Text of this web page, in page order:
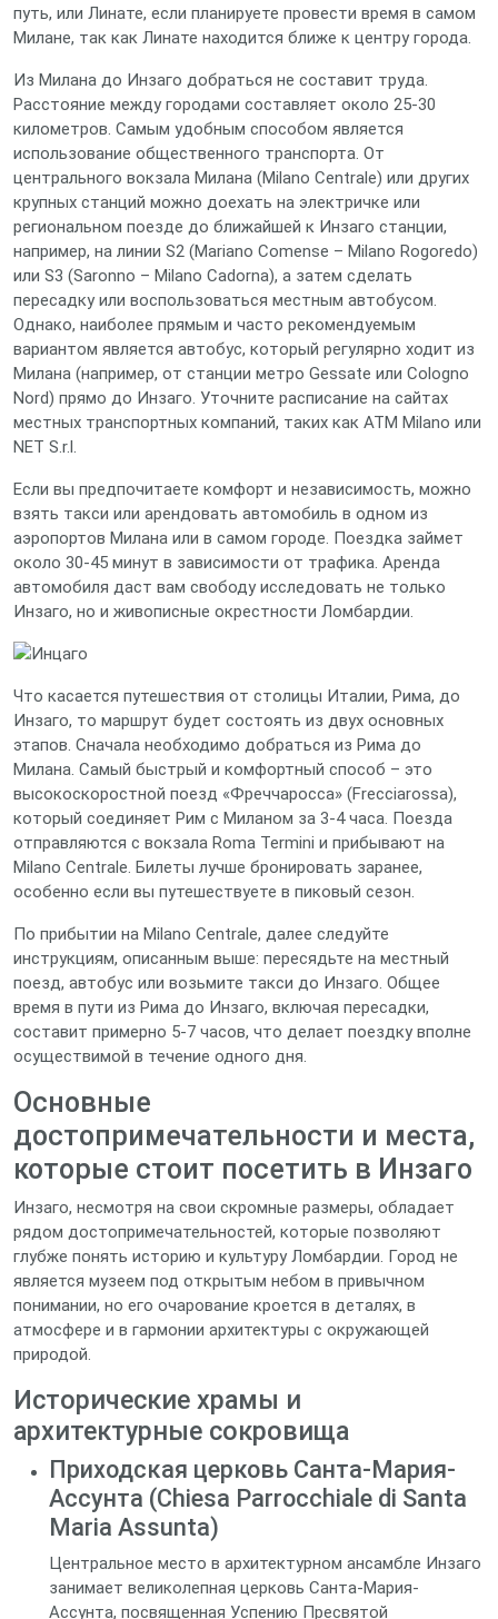
путь, или Линате, если планируете провести время в самом
Милане, так как Линате находится ближе к центру города.
Из Милана до Инзаго добраться не составит труда.
Расстояние между городами составляет около 25-30
километров. Самым удобным способом является
использование общественного транспорта. От
центрального вокзала Милана (Milano Centrale) или других
крупных станций можно доехать на электричке или
региональном поезде до ближайшей к Инзаго станции,
например, на линии S2 (Mariano Comense – Milano Rogoredo)
или S3 (Saronno – Milano Cadorna), а затем сделать
пересадку или воспользоваться местным автобусом.
Однако, наиболее прямым и часто рекомендуемым
вариантом является автобус, который регулярно ходит из
Милана (например, от станции метро Gessate или Cologno
Nord) прямо до Инзаго. Уточните расписание на сайтах
местных транспортных компаний, таких как ATM Milano или
NET S.r.l.
Если вы предпочитаете комфорт и независимость, можно
взять такси или арендовать автомобиль в одном из
аэропортов Милана или в самом городе. Поездка займет
около 30-45 минут в зависимости от трафика. Аренда
автомобиля даст вам свободу исследовать не только
Инзаго, но и живописные окрестности Ломбардии.
Что касается путешествия от столицы Италии, Рима, до
Инзаго, то маршрут будет состоять из двух основных
этапов. Сначала необходимо добраться из Рима до
Милана. Самый быстрый и комфортный способ – это
высокоскоростной поезд «Фреччаросса» (Frecciarossa),
который соединяет Рим с Миланом за 3-4 часа. Поезда
отправляются с вокзала Roma Termini и прибывают на
Milano Centrale. Билеты лучше бронировать заранее,
особенно если вы путешествуете в пиковый сезон.
По прибытии на Milano Centrale, далее следуйте
инструкциям, описанным выше: пересядьте на местный
поезд, автобус или возьмите такси до Инзаго. Общее
время в пути из Рима до Инзаго, включая пересадки,
составит примерно 5-7 часов, что делает поездку вполне
осуществимой в течение одного дня.
Основные
достопримечательности и места,
которые стоит посетить в Инзаго
Инзаго, несмотря на свои скромные размеры, обладает
рядом достопримечательностей, которые позволяют
глубже понять историю и культуру Ломбардии. Город не
является музеем под открытым небом в привычном
понимании, но его очарование кроется в деталях, в
атмосфере и в гармонии архитектуры с окружающей
природой.
Исторические храмы и
архитектурные сокровища
Приходская церковь Санта-Мария-
Ассунта (Chiesa Parrocchiale di Santa
Maria Assunta)
Центральное место в архитектурном ансамбле Инзаго
занимает великолепная церковь Санта-Мария-
Ассунта, посвященная Успению Пресвятой